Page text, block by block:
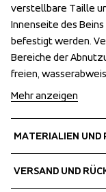
verstellbare Taille
Innenseite des
befestigt werden.
Bereiche der
freien,
verstellbare Taille
Innenseite des
befestigt werden.
Bereiche der
freien,
Mehr anzeigen
MATERIALIEN UND
Shell fabric 1
VERSAND UND